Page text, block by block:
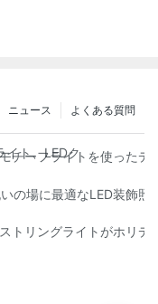
よくある質問
ニュース
ト、LEDクリスマスモ
チーフライトを使ったデ
か?
の場に最適なLED装飾照
何ですか?
トリングライトがホリ